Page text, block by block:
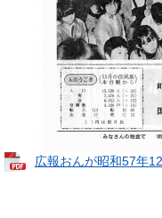
広報おんが昭和57年